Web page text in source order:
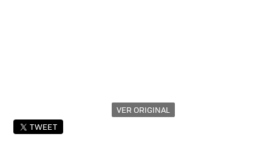
VER ORIGINAL
TWEET